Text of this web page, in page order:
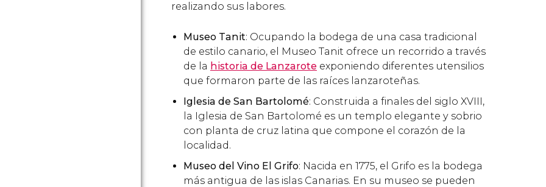
realizando sus labores.
Museo Tanit: Ocupando la bodega de una casa tradicional
de estilo canario, el Museo Tanit ofrece un recorrido a través
de la historia de Lanzarote exponiendo diferentes utensilios
que formaron parte de las raíces lanzaroteñas.
Iglesia de San Bartolomé: Construida a finales del siglo XVIII,
la Iglesia de San Bartolomé es un templo elegante y sobrio
con planta de cruz latina que compone el corazón de la
localidad.
Museo del Vino El Grifo: Nacida en 1775, el Grifo es la bodega
más antigua de las islas Canarias. En su museo se pueden